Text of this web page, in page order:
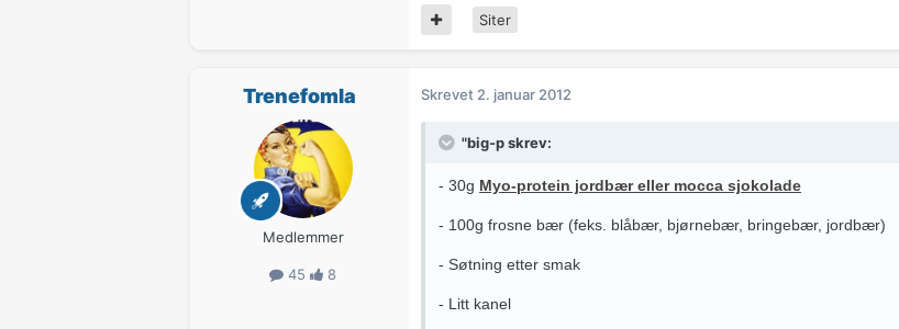
Siter
Trenefomla
Medlemmer
45 8
Skrevet 2. januar 2012
"big-p skrev:
- 30g Myo-protein jordbær eller mocca sjokolade
- 100g frosne bær (feks. blåbær, bjørnebær, bringebær, jordbær)
- Søtning etter smak
- Litt kanel